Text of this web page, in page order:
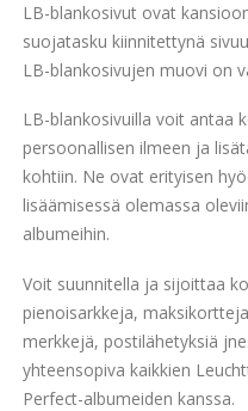
images
gallery
LB-blankosivut ovat
suojatasku kiinnitettynä
LB-blankosivujen muovi on
LB-blankosivuilla voit antaa
persoonallisen ilmeen ja
kohtiin. Ne ovat erityisen
lisäämisessä olemassa
albumeihin.
Voit suunnitella ja sijoittaa
pienoisarkkeja,
merkkejä, postilähetyksiä
yhteensopiva kaikkien
Perfect-albumeiden kanssa.